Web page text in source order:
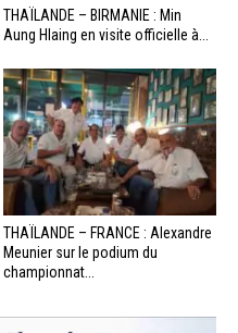
THAÏLANDE – BIRMANIE : Min
Aung Hlaing en visite officielle à...
THAÏLANDE – FRANCE : Alexandre
Meunier sur le podium du
championnat...